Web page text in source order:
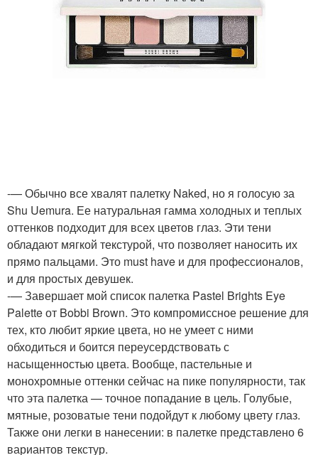
-— Обычно все хвалят палетку Naked, но я голосую за
Shu Uemura. Ее натуральная гамма холодных и теплых
оттенков подходит для всех цветов глаз. Эти тени
обладают мягкой текстурой, что позволяет наносить их
прямо пальцами. Это must have и для профессионалов,
и для простых девушек.
-— Завершает мой список палетка Pastel Brights Eye
Palette от Bobbi Brown. Это компромиссное решение для
тех, кто любит яркие цвета, но не умеет с ними
обходиться и боится переусердствовать с
насыщенностью цвета. Вообще, пастельные и
монохромные оттенки сейчас на пике популярности, так
что эта палетка — точное попадание в цель. Голубые,
мятные, розоватые тени подойдут к любому цвету глаз.
Также они легки в нанесении: в палетке представлено 6
вариантов текстур.